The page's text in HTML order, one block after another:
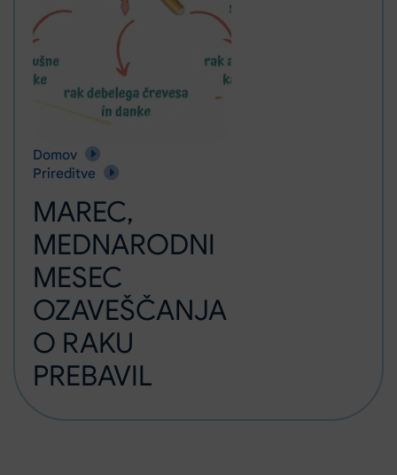
Domov
Prireditve
MAREC, MEDNARODNI MESEC OZAVEŠČANJA O RAKU
MAREC,
MEDNARODNI
MESEC
OZAVEŠČANJA
O RAKU
PREBAVIL